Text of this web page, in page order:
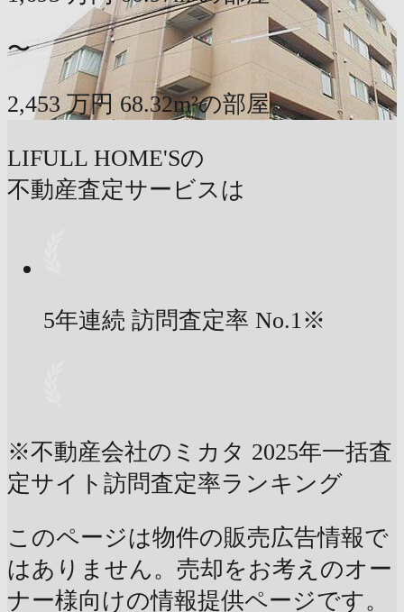
〜
2,453 万円 68.32m²の部屋
LIFULL HOME'Sの
不動産査定サービスは
5年連続 訪問査定率 No.1※
※不動産会社のミカタ 2025年一括査
定サイト訪問査定率ランキング
このページは物件の販売広告情報で
はありません。売却をお考えのオー
ナー様向けの情報提供ページです。